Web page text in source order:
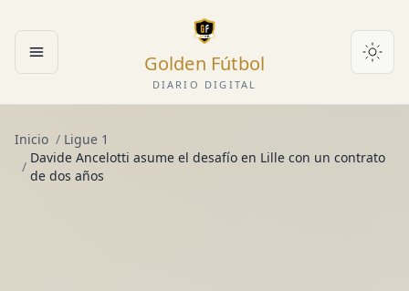
Abrir menú Golden Fútbol
DIARIO DIGITAL
Inicio / Ligue 1
/
Davide Ancelotti asume el desafío en Lille con un contrato
de dos años